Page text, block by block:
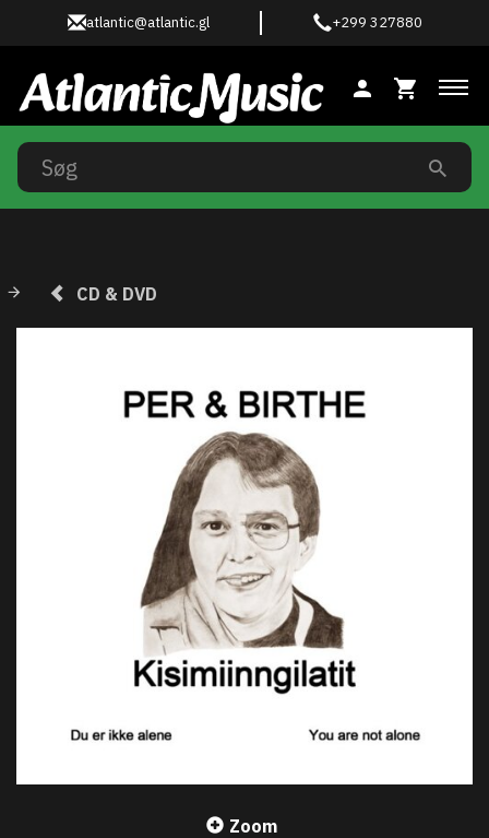
atlantic@atlantic.gl +299 327880
CD & DVD
Zoom